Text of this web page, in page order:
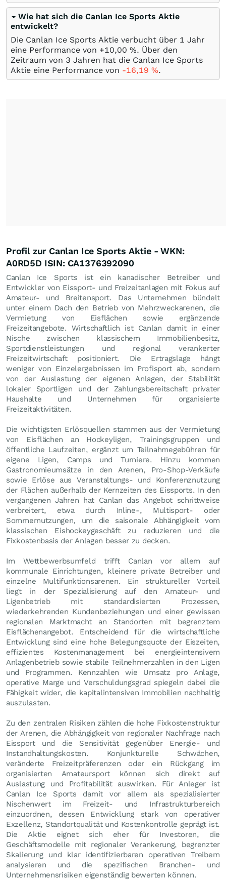
Wie hat sich die Canlan Ice Sports Aktie
entwickelt?
Die Canlan Ice Sports Aktie verbucht über 1 Jahr
eine Performance von +10,00 %. Über den
Zeitraum von 3 Jahren hat die Canlan Ice Sports
Aktie eine Performance von -16,19 %.
Profil zur Canlan Ice Sports Aktie - WKN:
A0RD5D ISIN: CA1376392090
Canlan Ice Sports ist ein kanadischer Betreiber und
Entwickler von Eissport- und Freizeitanlagen mit Fokus auf
Amateur- und Breitensport. Das Unternehmen bündelt
unter einem Dach den Betrieb von Mehrzweckarenen, die
Vermietung von Eisflächen sowie ergänzende
Freizeitangebote. Wirtschaftlich ist Canlan damit in einer
Nische zwischen klassischem Immobilienbesitz,
Sportdienstleistungen und regional verankerter
Freizeitwirtschaft positioniert. Die Ertragslage hängt
weniger von Einzelergebnissen im Profisport ab, sondern
von der Auslastung der eigenen Anlagen, der Stabilität
lokaler Sportligen und der Zahlungsbereitschaft privater
Haushalte und Unternehmen für organisierte
Freizeitaktivitäten.
Die wichtigsten Erlösquellen stammen aus der Vermietung
von Eisflächen an Hockeyligen, Trainingsgruppen und
öffentliche Laufzeiten, ergänzt um Teilnahmegebühren für
eigene Ligen, Camps und Turniere. Hinzu kommen
Gastronomieumsätze in den Arenen, Pro-Shop-Verkäufe
sowie Erlöse aus Veranstaltungs- und Konferenznutzung
der Flächen außerhalb der Kernzeiten des Eissports. In den
vergangenen Jahren hat Canlan das Angebot schrittweise
verbreitert, etwa durch Inline-, Multisport- oder
Sommernutzungen, um die saisonale Abhängigkeit vom
klassischen Eishockeygeschäft zu reduzieren und die
Fixkostenbasis der Anlagen besser zu decken.
Im Wettbewerbsumfeld trifft Canlan vor allem auf
kommunale Einrichtungen, kleinere private Betreiber und
einzelne Multifunktionsarenen. Ein struktureller Vorteil
liegt in der Spezialisierung auf den Amateur- und
Ligenbetrieb mit standardisierten Prozessen,
wiederkehrenden Kundenbeziehungen und einer gewissen
regionalen Marktmacht an Standorten mit begrenztem
Eisflächenangebot. Entscheidend für die wirtschaftliche
Entwicklung sind eine hohe Belegungsquote der Eiszeiten,
effizientes Kostenmanagement bei energieintensivem
Anlagenbetrieb sowie stabile Teilnehmerzahlen in den Ligen
und Programmen. Kennzahlen wie Umsatz pro Anlage,
operative Marge und Verschuldungsgrad spiegeln dabei die
Fähigkeit wider, die kapitalintensiven Immobilien nachhaltig
auszulasten.
Zu den zentralen Risiken zählen die hohe Fixkostenstruktur
der Arenen, die Abhängigkeit von regionaler Nachfrage nach
Eissport und die Sensitivität gegenüber Energie- und
Instandhaltungskosten. Konjunkturelle Schwächen,
veränderte Freizeitpräferenzen oder ein Rückgang im
organisierten Amateursport können sich direkt auf
Auslastung und Profitabilität auswirken. Für Anleger ist
Canlan Ice Sports damit vor allem als spezialisierter
Nischenwert im Freizeit- und Infrastrukturbereich
einzuordnen, dessen Entwicklung stark von operativer
Exzellenz, Standortqualität und Kostenkontrolle geprägt ist.
Die Aktie eignet sich eher für Investoren, die
Geschäftsmodelle mit regionaler Verankerung, begrenzter
Skalierung und klar identifizierbaren operativen Treibern
analysieren und die spezifischen Branchen- und
Unternehmensrisiken eigenständig bewerten können.